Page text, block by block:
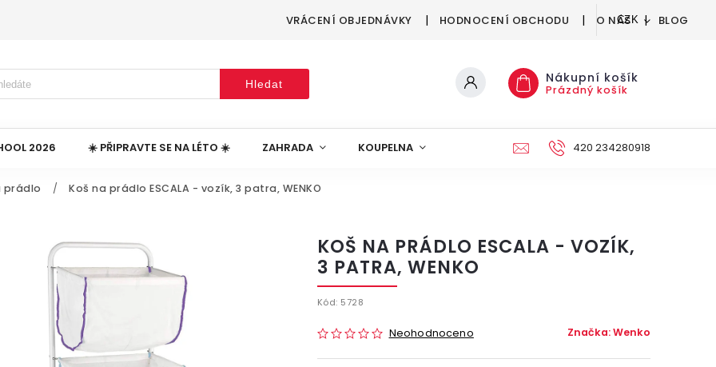
VRÁCENÍ OBJEDNÁVKY HODNOCENÍ OBCHODU O NÁS BLOG
CZK
Hledat Nákupní košík
Prázdný košík
2026 ☀️ PŘIPRAVTE SE NA LÉTO ☀️ ZAHRADA KOUPELNA DEKORACE
420 234280918
prádlo / Koš na prádlo ESCALA - vozík, 3 patra, WENKO
KOŠ NA PRÁDLO ESCALA - VOZÍK,
3 PATRA, WENKO
Kód: 5728
Neohodnoceno Značka:Wenko